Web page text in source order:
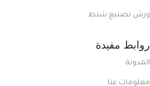
ورش تصنيع شنط
روابط مفيدة
المدونة
معلومات عنا